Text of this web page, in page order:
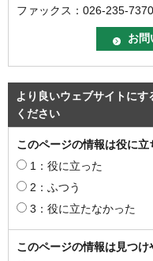
ファックス：026-235-7370
より良いウェブサイトに
ください
このページの情報は役に立
1：役に立った
2：ふつう
3：役に立たなかった
このページの情報は見つけ